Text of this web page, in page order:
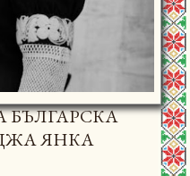
ЯНКА